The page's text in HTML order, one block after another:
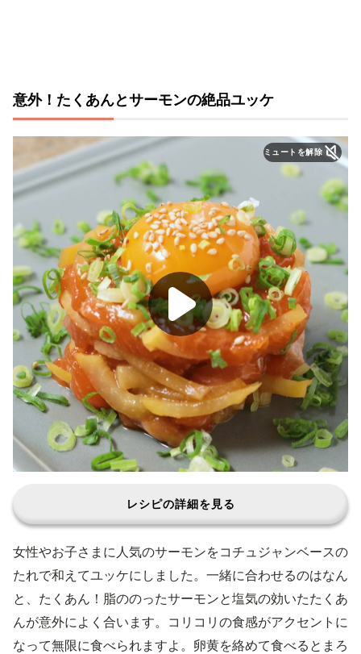
意外！たくあんとサーモンの絶品ユッケ
ミュートを解除
レシピの詳細を見る
女性やお子さまに人気のサーモンをコチュジャンベースの
たれで和えてユッケにしました。一緒に合わせるのはなん
と、たくあん！脂ののったサーモンと塩気の効いたたくあ
んが意外によく合います。コリコリの食感がアクセントに
なって無限に食べられますよ。卵黄を絡めて食べるとまろ